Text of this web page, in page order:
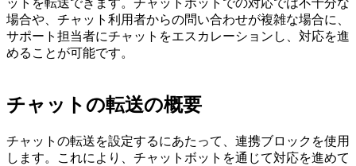
ットを転送できます。チャットボットでの対応では不十分な
場合や、チャット利用者からの問い合わせが複雑な場合に、
サポート担当者にチャットをエスカレーションし、対応を進
めることが可能です。
チャットの転送の概要
チャットの転送を設定するにあたって、連携ブロックを使用
します。これにより、チャットボットを通じて対応を進めて